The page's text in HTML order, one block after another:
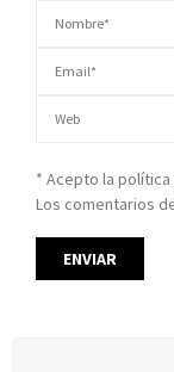
* Acepto la
Los comentarios